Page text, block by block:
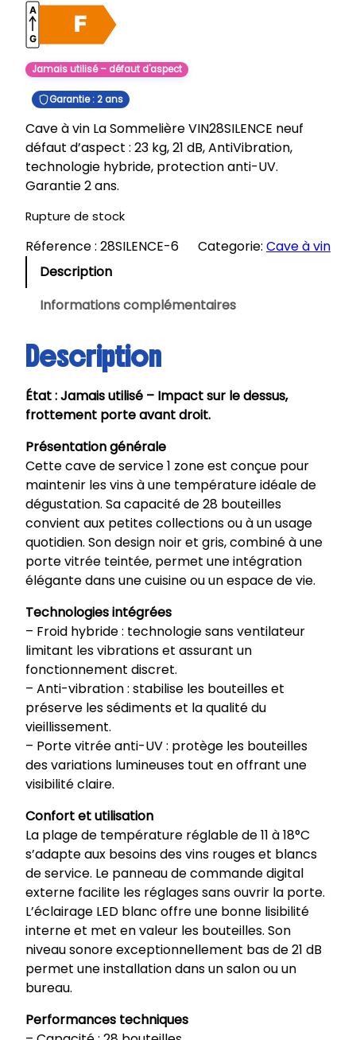
Jamais utilisé – défaut d'aspect
Garantie : 2 ans
Cave à vin La Sommelière VIN28SILENCE neuf
défaut d’aspect : 23 kg, 21 dB, AntiVibration,
technologie hybride, protection anti-UV.
Garantie 2 ans.
Rupture de stock
Réference : 28SILENCE-6 Categorie: Cave à vin
Description
Informations complémentaires
Description
État : Jamais utilisé – Impact sur le dessus,
frottement porte avant droit.
Présentation générale
Cette cave de service 1 zone est conçue pour
maintenir les vins à une température idéale de
dégustation. Sa capacité de 28 bouteilles
convient aux petites collections ou à un usage
quotidien. Son design noir et gris, combiné à une
porte vitrée teintée, permet une intégration
élégante dans une cuisine ou un espace de vie.
Technologies intégrées
– Froid hybride : technologie sans ventilateur
limitant les vibrations et assurant un
fonctionnement discret.
– Anti-vibration : stabilise les bouteilles et
préserve les sédiments et la qualité du
vieillissement.
– Porte vitrée anti-UV : protège les bouteilles
des variations lumineuses tout en offrant une
visibilité claire.
Confort et utilisation
La plage de température réglable de 11 à 18°C
s’adapte aux besoins des vins rouges et blancs
de service. Le panneau de commande digital
externe facilite les réglages sans ouvrir la porte.
L’éclairage LED blanc offre une bonne lisibilité
interne et met en valeur les bouteilles. Son
niveau sonore exceptionnellement bas de 21 dB
permet une installation dans un salon ou un
bureau.
Performances techniques